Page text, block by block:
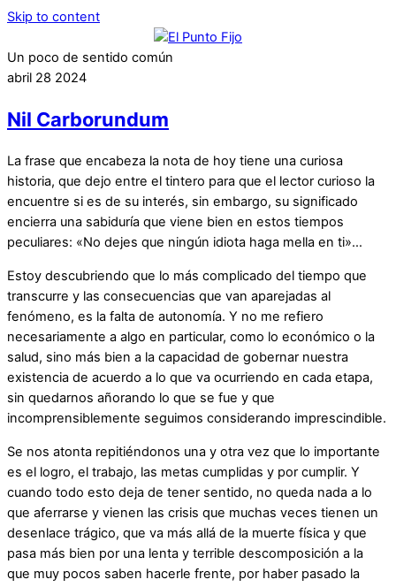
Skip to content
Un poco de sentido común
abril 28 2024
Nil Carborundum
La frase que encabeza la nota de hoy tiene una curiosa
historia, que dejo entre el tintero para que el lector curioso la
encuentre si es de su interés, sin embargo, su significado
encierra una sabiduría que viene bien en estos tiempos
peculiares: «No dejes que ningún idiota haga mella en ti»…
Estoy descubriendo que lo más complicado del tiempo que
transcurre y las consecuencias que van aparejadas al
fenómeno, es la falta de autonomía. Y no me refiero
necesariamente a algo en particular, como lo económico o la
salud, sino más bien a la capacidad de gobernar nuestra
existencia de acuerdo a lo que va ocurriendo en cada etapa,
sin quedarnos añorando lo que se fue y que
incomprensiblemente seguimos considerando imprescindible.
Se nos atonta repitiéndonos una y otra vez que lo importante
es el logro, el trabajo, las metas cumplidas y por cumplir. Y
cuando todo esto deja de tener sentido, no queda nada a lo
que aferrarse y vienen las crisis que muchas veces tienen un
desenlace trágico, que va más allá de la muerte física y que
pasa más bien por una lenta y terrible descomposición a la
que muy pocos saben hacerle frente, por haber pasado la